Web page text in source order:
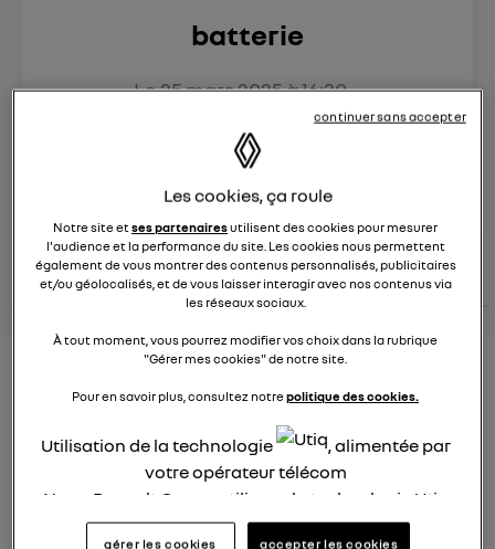
batterie
Le25 mars 2025à16:30
RENAULT
conseils Renault
consultez les
conseils
similaires
voir tous les
conseils
Aides aux frais installation d'une
borne de recharge
Elena42
25 janvier 2022 17:24
recharge à domicile ?
Les cookies, ça roule
Notre site etses partenairesutilisent des cookies pour mesurer
l'audience et la performance du site. Les cookies nous permettent
également de vous montrer des contenus personnalisés, publicitaires
et/ou géolocalisés, et de vous laisser interagir avec nos contenus via
les réseaux sociaux.
À tout moment, vous pourrez modifier vos choix dans la rubrique
"Gérer mes cookies" de notre site.
Pour en savoir plus, consultez notrepolitique des cookies.
Utilisation de la technologie
, alimentée par
votre opérateur télécom
Nous, Renault Group, utilisons la technologie Utiq
pour nos activités digitales (telles que décrites
gérer les cookies accepter les cookies
continuer sans accepter